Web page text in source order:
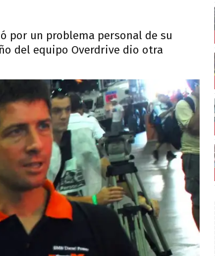
por un problema personal de su
del equipo Overdrive dio otra